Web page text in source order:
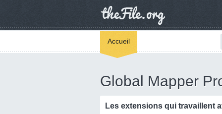
Accueil
Global Mapper
Les extensions qui travaillent